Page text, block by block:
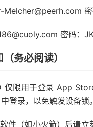
Melcher@peerh.com
密码：
务必阅读）
仅限用于登录 App
登录，以免触发设备锁。
件（如小火箭）后请立